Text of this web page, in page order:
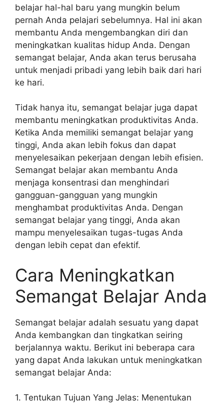
belajar hal-hal baru yang mungkin belum
pernah Anda pelajari sebelumnya. Hal ini akan
membantu Anda mengembangkan diri dan
meningkatkan kualitas hidup Anda. Dengan
semangat belajar, Anda akan terus berusaha
untuk menjadi pribadi yang lebih baik dari hari
ke hari.
Tidak hanya itu, semangat belajar juga dapat
membantu meningkatkan produktivitas Anda.
Ketika Anda memiliki semangat belajar yang
tinggi, Anda akan lebih fokus dan dapat
menyelesaikan pekerjaan dengan lebih efisien.
Semangat belajar akan membantu Anda
menjaga konsentrasi dan menghindari
gangguan-gangguan yang mungkin
menghambat produktivitas Anda. Dengan
semangat belajar yang tinggi, Anda akan
mampu menyelesaikan tugas-tugas Anda
dengan lebih cepat dan efektif.
Cara Meningkatkan
Semangat Belajar Anda
Semangat belajar adalah sesuatu yang dapat
Anda kembangkan dan tingkatkan seiring
berjalannya waktu. Berikut ini beberapa cara
yang dapat Anda lakukan untuk meningkatkan
semangat belajar Anda:
1. Tentukan Tujuan Yang Jelas: Menentukan